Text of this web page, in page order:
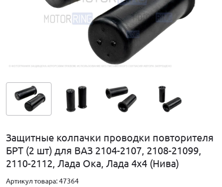
Защитные колпачки проводки повторителя
БРТ (2 шт) для ВАЗ 2104-2107, 2108-21099,
2110-2112, Лада Ока, Лада 4х4 (Нива)
Артикул товара: 47364